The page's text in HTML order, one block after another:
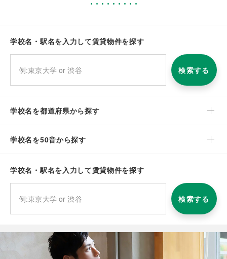
学校名・駅名を入力して賃貸物件を探す
検索する
学校名を都道府県から探す
学校名を50音から探す
学校名・駅名を入力して賃貸物件を探す
検索する